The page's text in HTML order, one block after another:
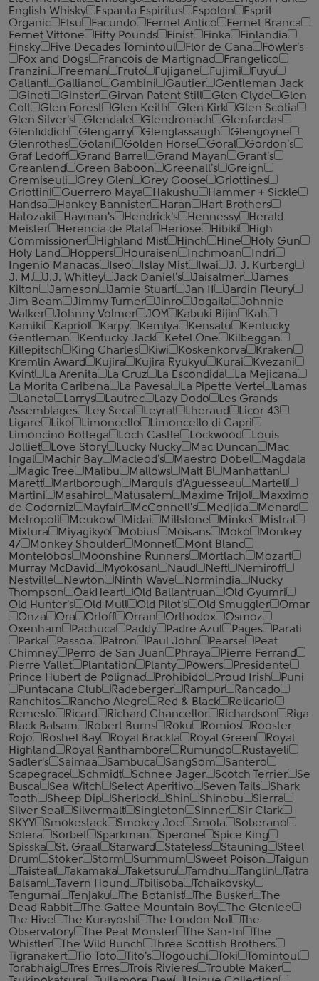
English Whisky
Espanta Espiritus Espolon
Esprit
Organic
Etsu Facundo Fernet Antico
Fernet Branca
Fernet Vittone
Fifty Pounds Finist Finka
Finlandia
Finsky
Five Decades Tomintoul Flor de Cana
Fowler's
Fox and Dogs
Francois de Martignac
Frangelico
Franzini
Freeman Fruto Fujigane Fujimi
Fuyu
Gallant
Galliano Gambini Gautier
Gentleman Jack
Gineti
Ginster Girvan Patent Still Glen Clyde
Glen
Colt
Glen Forest Glen Keith Glen Kirk
Glen Scotia
Glen Silver's
Glendale Glendronach
Glenfarclas
Glenfiddich
Glengarry Glenglassaugh
Glengoyne
Glenrothes
Golani Golden Horse Goral
Gordon's
Graf Ledoff
Grand Barrel Grand Mayan
Grant's
Greanlend
Green Baboon Greenall's
Greign
Gremiseuli
Grey Glen Grey Goose
Griottines
Griottini
Guerrero Maya Hakushu
Hammer + Sickle
Handsa
Hankey Bannister Haran
Hart Brothers
Hatozaki
Hayman's Hendrick's Hennessy
Herald
Meister
Herencia de Plata Heriose Hibiki
High
Commissioner
Highland Mist Hinch Hine
Holy Gun
Holy Land
Hoppers Houraisen Inchmoan
Indri
Ingenio Manacas
Iseo Islay Mist Iwai
J. J. Kurberg
J. M.
J.J. Whitley Jack Daniel's Jaisalmer
James
Kilton
Jameson Jamie Stuart Jan II
Jardin Fleury
Jim Beam
Jimmy Turner Jinro Jogaila
Johnnie
Walker
Johnny Volmer JOY Kabuki Bijin
Kah
Kamiki
Kapriol Karpy Kemlya Kensatu
Kentucky
Gentleman
Kentucky Jack Ketel One
Kilbeggan
Killepitsch
King Charles Kiwi Koskenkorva
Kraken
Kremlin Award
Kujira Kujira Ryukyu Kurai
Kvezani
Kvint
La Arenita La Cruz La Escondida
La Mejicana
La Morita Caribena
La Pavesa La Pipette Verte
Lamas
Laneta
Larrys Lautrec Lazy Dodo
Les Grands
Assemblages
Ley Seca Leyrat Lheraud
Licor 43
Ligare
Liko Limoncello
Limoncello di Capri
Limoncino Bottega
Loch Castle Lockwood
Louis
Jolliet
Love Story Lucky Nucky Mac Duncan
Mac
Ingal
Machir Bay Macleod's Maestro Dobel
Magdala
Magic Tree
Malibu Mallows Malt B
Manhattan
Marett
Marlborough Marquis d'Aguesseau
Martell
Martini
Masahiro Matusalem Maxime Trijol
Maxximo
de Codorniz
Mayfair McConnell's Medjida
Menard
Metropoli
Meukow Midai Millstone Minke
Mistral
Mixtura
Miyagikyo Mobius Moisans Moko
Monkey
47
Monkey Shoulder Monnet
Mont Blanc
Montelobos
Moonshine Runners Mortlach
Mozart
Murray McDavid
Myokosan Naud Neft
Nemiroff
Nestville
Newton Ninth Wave Normindia
Nucky
Thompson
OakHeart Old Ballantruan
Old Gyumri
Old Hunter's
Old Mull Old Pilot's Old Smuggler
Omar
Onza
Ora Orloff Orran Orthodox
Osmoz
Oxenham
Pachuca Paddy Padre Azul Pages
Parati
Parka
Passoa Patron Paul John Pearse
Peat
Chimney
Perro de San Juan Phraya
Pierre Ferrand
Pierre Vallet
Plantation Planty Powers
Presidente
Prince Hubert de Polignac
Prohibido Proud Irish
Puni
Puntacana Club
Radeberger Rampur
Rancado
Ranchitos
Rancho Alegre Red & Black
Relicario
Remeslo
Ricard Richard Chancellor Richardson
Riga
Black Balsam
Robert Burns Roku Romios
Rooster
Rojo
Roshel Bay Royal Brackla Royal Green
Royal
Highland
Royal Ranthambore Rumundo
Rustaveli
Sadler's
Saimaa Sambuca SangSom
Santero
Scapegrace
Schmidt Schnee Jager Scotch Terrier
Se
Busca
Sea Witch Select Aperitivo Seven Tails
Shark
Tooth
Sheep Dip Sherlock Shin Shinobu
Sierra
Silver Seal
Silvermalt Singleton Sinner
Sir Clark
SKYY
Smokestack Smokey Joe Smola
Soberano
Solera
Sorbet Sparkman Sperone
Spice King
Spisska
St. Graal Starward Stateless Stauning
Steel
Drum
Stoker Storm Summum Sweet Poison
Taigun
Taisteal
Takamaka Taketsuru Tamdhu Tanglin
Tatra
Balsam
Tavern Hound Tbilisoba
Tchaikovsky
Tengumai
Tenjaku The Botanist The Busker
The
Dead Rabbit
The Galtee Mountain Boy
The Glenlee
The Hive
The Kurayoshi The London №1
The
Observatory
The Peat Monster The San-In
The
Whistler
The Wild Bunch
Three Scottish Brothers
Tigranakert
Tio Toto Tito's Togouchi Toki
Tomintoul
Torabhaig
Tres Erres Trois Rivieres
Trouble Maker